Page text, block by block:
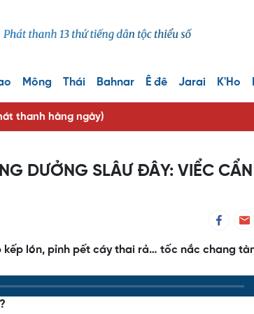
Mông Thái Bahnar Ê đê Jarai K'Ho
thanh hàng ngày)
DƯỞNG SLÂƯ ĐÂY: VIỂC CẨN
kếp lón, pỉnh pết cáy thai rả… tốc nắc chang